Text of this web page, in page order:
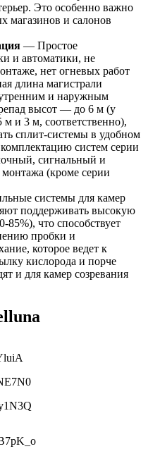
Это особенно важно
магазинов и салонов
— Простое
и автоматики, не
нет огневых работ
длина магистрали
и наружным
высот — до 6 м (у
и 3 м, соответственно),
сплит-системы в удобном
систем серии
сигнальный и
(кроме серии
системы для камер
поддерживать высокую
85%), что способствует
пробки и
которое ведет к
кислорода и порче
и для камер созревания